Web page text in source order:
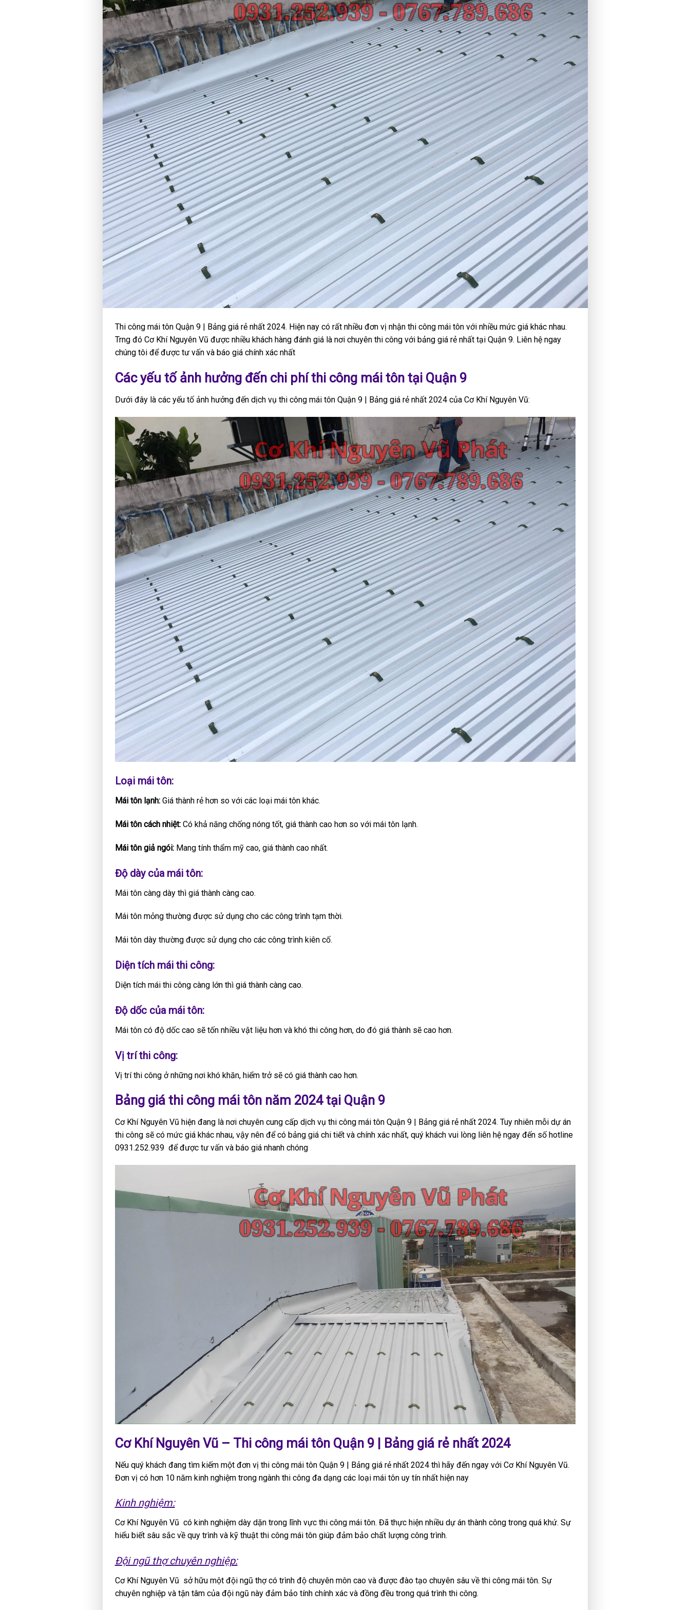
Thi công mái tôn Quận 9 | Bảng giá rẻ nhất 2024. Hiện nay có rất nhiều đơn vị nhận thi công mái tôn với nhiều mức giá khác nhau.
Trng đó Cơ Khí Nguyên Vũ được nhiều khách hàng đánh giá là nơi chuyên thi công với bảng giá rẻ nhất tại Quận 9. Liên hệ ngay
chúng tôi để được tư vấn và báo giá chính xác nhất
Các yếu tố ảnh hưởng đến chi phí thi công mái tôn tại Quận 9
Dưới đây là các yếu tố ảnh hưởng đến dịch vụ thi công mái tôn Quận 9 | Bảng giá rẻ nhất 2024 của Cơ Khí Nguyên Vũ:
Loại mái tôn:
Mái tôn lạnh:Giá thành rẻ hơn so với các loại mái tôn khác.
Mái tôn cách nhiệt:Có khả năng chống nóng tốt, giá thành cao hơn so với mái tôn lạnh.
Mái tôn giả ngói:Mang tính thẩm mỹ cao, giá thành cao nhất.
Độ dày của mái tôn:
Mái tôn càng dày thì giá thành càng cao.
Mái tôn mỏng thường được sử dụng cho các công trình tạm thời.
Mái tôn dày thường được sử dụng cho các công trình kiên cố.
Diện tích mái thi công:
Diện tích mái thi công càng lớn thì giá thành càng cao.
Độ dốc của mái tôn:
Mái tôn có độ dốc cao sẽ tốn nhiều vật liệu hơn và khó thi công hơn, do đó giá thành sẽ cao hơn.
Vị trí thi công:
Vị trí thi công ở những nơi khó khăn, hiểm trở sẽ có giá thành cao hơn.
Bảng giá thi công mái tôn năm 2024 tại Quận 9
Cơ Khí Nguyên Vũ hiện đang là nơi chuyên cung cấp dịch vụ thi công mái tôn Quận 9 | Bảng giá rẻ nhất 2024. Tuy nhiên mỗi dự án
thi công sẽ có mức giá khác nhau, vậy nên để có bảng giá chi tiết và chính xác nhất, quý khách vui lòng liên hệ ngay đến số hotline
0931.252.939 để được tư vấn và báo giá nhanh chóng
Cơ Khí Nguyên Vũ – Thi công mái tôn Quận 9 | Bảng giá rẻ nhất 2024
Nếu quý khách đang tìm kiếm một đơn vị thi công mái tôn Quận 9 | Bảng giá rẻ nhất 2024 thì hãy đến ngay với Cơ Khí Nguyên Vũ.
Đơn vị có hơn 10 năm kinh nghiệm trong ngành thi công đa dạng các loại mái tôn uy tín nhất hiện nay
Kinh nghiệm:
Cơ Khí Nguyên Vũ có kinh nghiệm dày dặn trong lĩnh vực thi công mái tôn. Đã thực hiện nhiều dự án thành công trong quá khứ. Sự
hiểu biết sâu sắc về quy trình và kỹ thuật thi công mái tôn giúp đảm bảo chất lượng công trình.
Đội ngũ thợ chuyên nghiệp:
Cơ Khí Nguyên Vũ sở hữu một đội ngũ thợ có trình độ chuyên môn cao và được đào tạo chuyên sâu về thi công mái tôn. Sự
chuyên nghiệp và tận tâm của đội ngũ này đảm bảo tính chính xác và đồng đều trong quá trình thi công.